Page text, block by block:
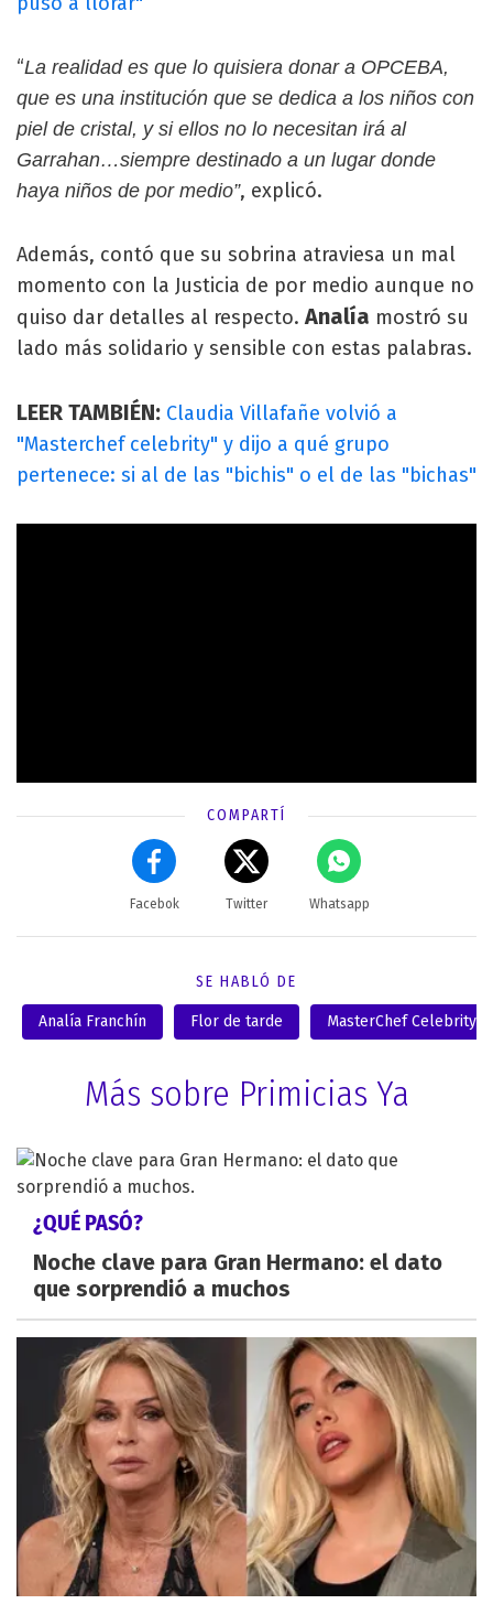
“La realidad es que lo quisiera donar a OPCEBA,
que es una institución que se dedica a los niños con
piel de cristal, y si ellos no lo necesitan irá al
Garrahan…siempre destinado a un lugar donde
haya niños de por medio”, explicó.
Además, contó que su sobrina atraviesa un mal
momento con la Justicia de por medio aunque no
quiso dar detalles al respecto.Analía mostró su
lado más solidario y sensible con estas palabras.
LEER TAMBIÉN: Claudia Villafañe volvió a
"Masterchef celebrity" y dijo a qué grupo
pertenece: si al de las "bichis" o el de las "bichas"
COMPARTÍ
Facebok Twitter Whatsapp
SE HABLÓ DE
Analía Franchín Flor de tarde MasterChef Celebrity
Más sobre Primicias Ya
¿QUÉ PASÓ?
Noche clave para Gran Hermano: el dato
que sorprendió a muchos